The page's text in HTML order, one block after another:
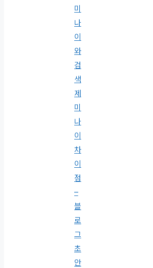
미
나
이
와
검
색
제
미
나
이
차
이
점
–
블
로
그
초
안